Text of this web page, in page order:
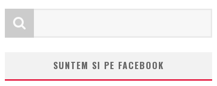
SUNTEM SI PE FACEBOOK